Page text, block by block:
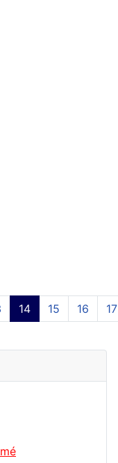
14 15 16 17